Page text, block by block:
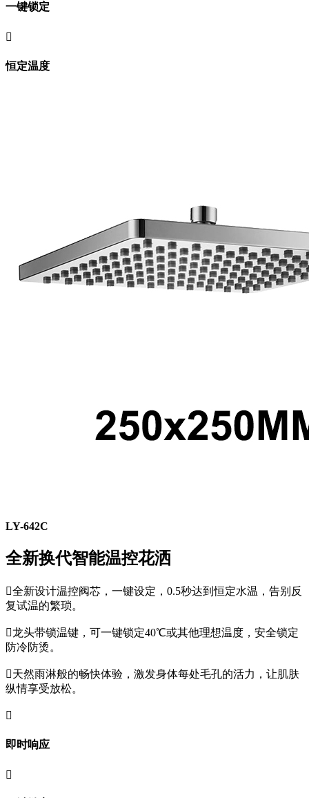
一键锁定

恒定温度
LY-642C
全新换代智能温控花洒
全新设计温控阀芯，一键设定，0.5秒达到恒定水温，告别反
复试温的繁琐。
龙头带锁温键，可一键锁定40℃或其他理想温度，安全锁定
防冷防烫。
天然雨淋般的畅快体验，激发身体每处毛孔的活力，让肌肤
纵情享受放松。

即时响应
